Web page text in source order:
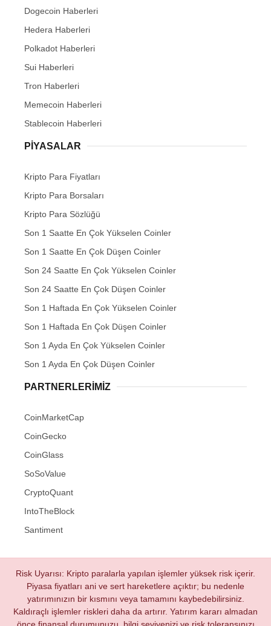
Dogecoin Haberleri
Hedera Haberleri
Polkadot Haberleri
Sui Haberleri
Tron Haberleri
Memecoin Haberleri
Stablecoin Haberleri
PIYASALAR
Kripto Para Fiyatları
Kripto Para Borsaları
Kripto Para Sözlüğü
Son 1 Saatte En Çok Yükselen Coinler
Son 1 Saatte En Çok Düşen Coinler
Son 24 Saatte En Çok Yükselen Coinler
Son 24 Saatte En Çok Düşen Coinler
Son 1 Haftada En Çok Yükselen Coinler
Son 1 Haftada En Çok Düşen Coinler
Son 1 Ayda En Çok Yükselen Coinler
Son 1 Ayda En Çok Düşen Coinler
PARTNERLERIMIZ
CoinMarketCap
CoinGecko
CoinGlass
SoSoValue
CryptoQuant
IntoTheBlock
Santiment
Risk Uyarısı: Kripto paralarla yapılan işlemler yüksek risk içerir.
Piyasa fiyatları ani ve sert hareketlere açıktır; bu nedenle
yatırımınızın bir kısmını veya tamamını kaybedebilirsiniz.
Kaldıraçlı işlemler riskleri daha da artırır. Yatırım kararı almadan
önce finansal durumunuzu, bilgi seviyenizi ve risk toleransınızı